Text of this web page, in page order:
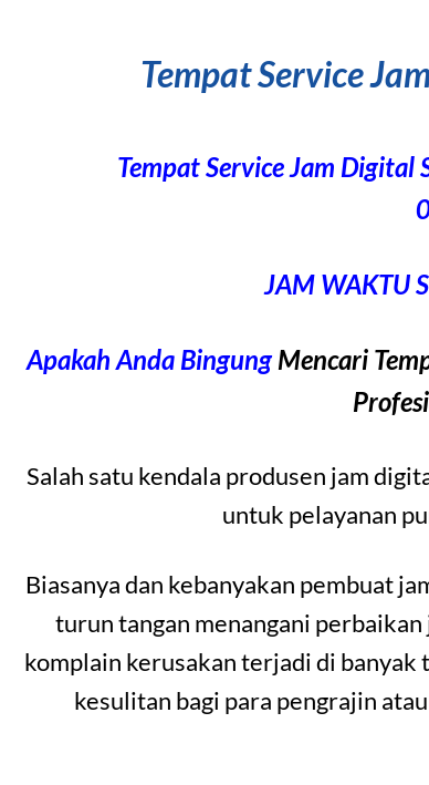
Tempat Service
Tempat Service Jam
JAM WAKTU
Apakah Anda BingungMencari
Salah satu kendala produsen jam
untuk pelayanan
Biasanya dan kebanyakan pembuat
turun tangan menangani
komplain kerusakan terjadi di banyak
kesulitan bagi para pengrajin